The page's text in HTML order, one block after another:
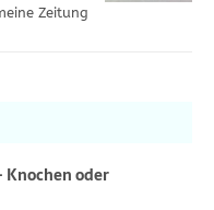
Zeitung
oder